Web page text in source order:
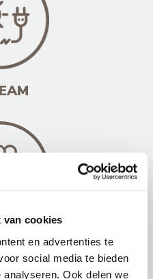
van cookies
en advertenties te
social media te bieden
Ook delen we